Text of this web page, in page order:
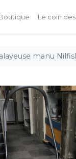
Le coin
manu